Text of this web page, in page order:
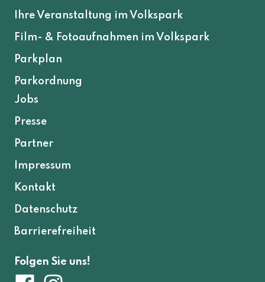
Ihre Veranstaltung im Volkspark
Film- & Fotoaufnahmen im Volkspark
Parkplan
Parkordnung
Jobs
Presse
Partner
Impressum
Kontakt
Datenschutz
Barrierefreiheit
Folgen Sie uns!